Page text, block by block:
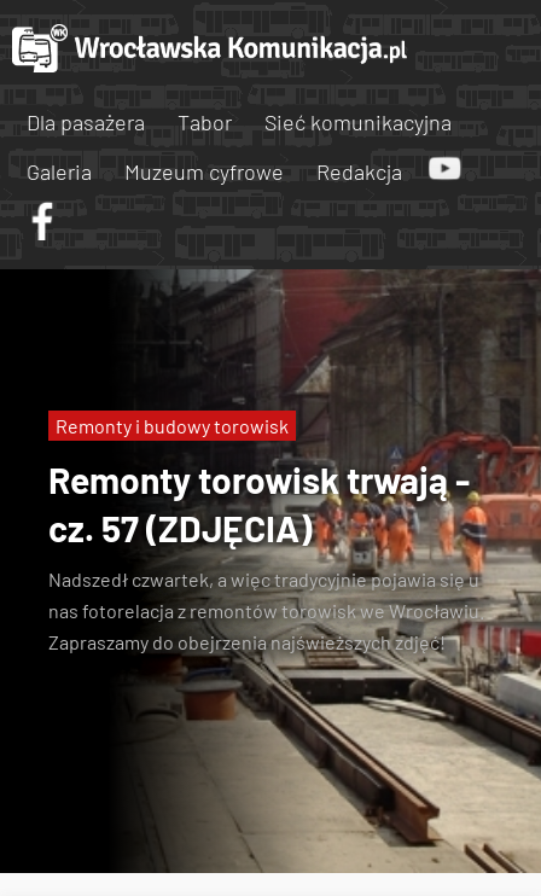
Dla pasażera Tabor
Sieć komunikacyjna
Galeria
Muzeum cyfrowe Redakcja
Remonty torowisk trwają -
cz. 57 (ZDJĘCIA)
Nadszedł czwartek, a więc tradycyjnie pojawia się u
nas fotorelacja z remontów torowisk we Wrocławiu.
Zapraszamy do obejrzenia najświeższych zdjęć!
Remonty i budowy torowisk